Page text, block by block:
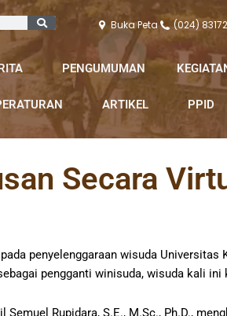
Buka Peta (024)
PENGUMUMAN
ARTIKEL PPID
Secara
penyelenggaraan wisuda Universitas
pengganti winisuda, wisuda kali ini
Rupidara, S.E., M.Sc., Ph.D.,